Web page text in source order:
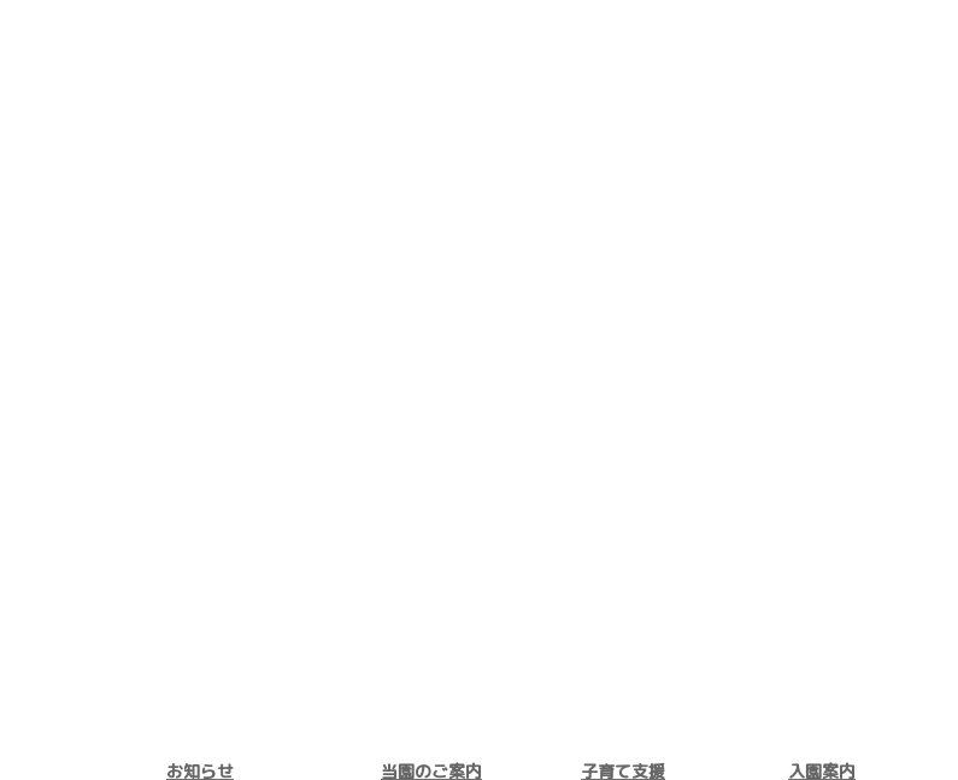
お知らせ
当園のご案内 子育て支援
入園案内